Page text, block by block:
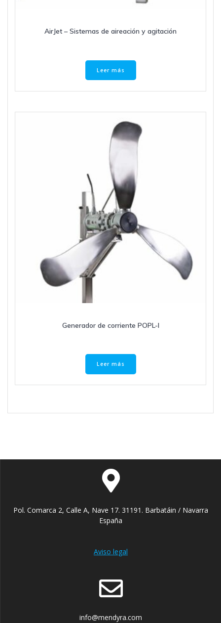
AirJet – Sistemas de aireación y agitación
Leer más
Generador de corriente POPL-I
Leer más
Pol. Comarca 2, Calle A, Nave 17. 31191. Barbatáin / Navarra
España
Aviso legal
info@mendyra.com